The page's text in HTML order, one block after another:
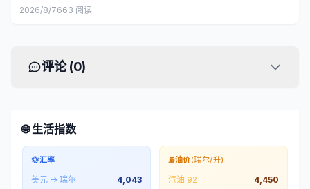
2026/8/7663 阅读
评论 (0)
🌐 生活指数
💱汇率
美元 → 瑞尔
4,043
⛽油价(瑞尔/升)
汽油 92
4,450